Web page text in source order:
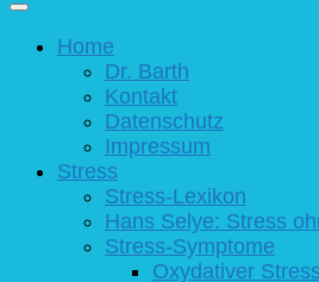
Home
Dr. Barth
Kontakt
Datenschutz
Impressum
Stress
Stress-Lexikon
Hans Selye: Stress
Stress-Symptome
Oxydativer Stress